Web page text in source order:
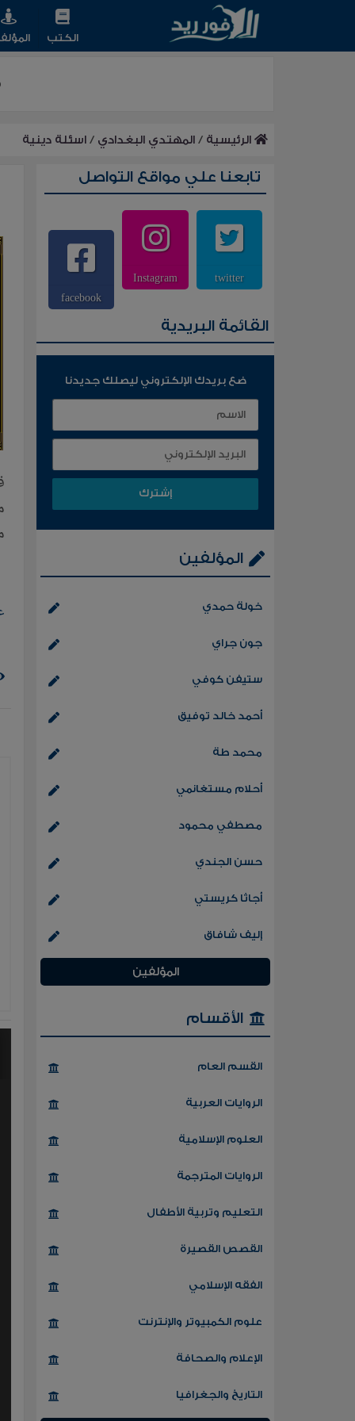
الكتب
الرئيسية /المهتدي البغدادي /اسئلة دينية
تابعنا علي مواقع التواصل
twitter
Instagram
facebook
القائمة البريدية
ضع بريدك الإلكتروني ليصلك جديدنا
المؤلفين
خولة حمدي
جون جراي
ستيفن كوفي
أحمد خالد توفيق
محمد طة
أحلام مستغانمي
مصطفي محمود
حسن الجندي
أجاثا كريستي
إليف شافاق
المؤلفين
الأقسام
القسم العام
الروايات العربية
العلوم الإسلامية
الروايات المترجمة
التعليم وتربية الأطفال
القصص القصيرة
الفقه الإسلامي
علوم الكمبيوتر والإنترنت
الإعلام والصحافة
التاريخ والجغرافيا